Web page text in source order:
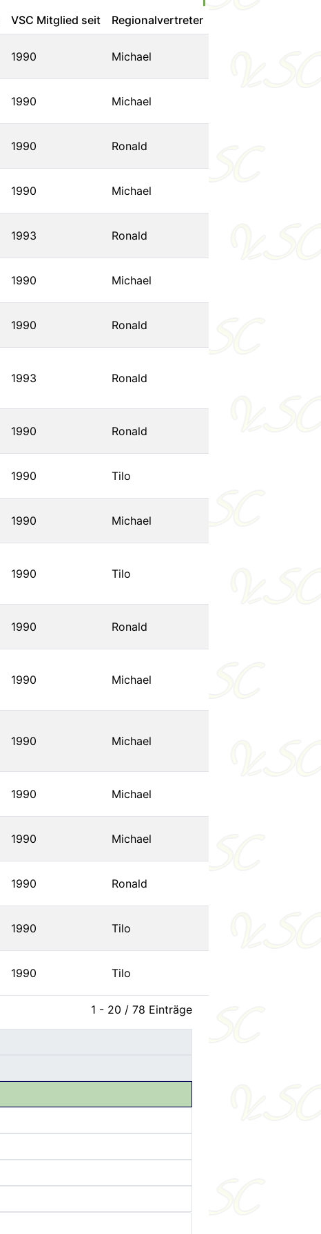
VSC Mitglied seit Regionalvertreter
1 - 20 / 78 Einträge
1990 Michael
1990 Michael
1990 Ronald
1990 Michael
1993 Ronald
1990 Michael
1990 Ronald
1993 Ronald
1990 Ronald
1990 Tilo
1990 Michael
1990 Tilo
1990 Ronald
1990 Michael
1990 Michael
1990 Michael
1990 Michael
1990 Ronald
1990 Tilo
1990 Tilo